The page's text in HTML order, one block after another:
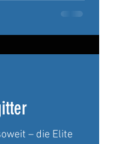
– die Elite